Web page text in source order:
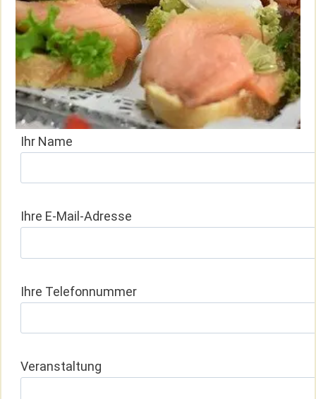
Unser Dauerbrenner!
Ihr Name
Ihre E-Mail-Adresse
Ihre Telefonnummer
Veranstaltung